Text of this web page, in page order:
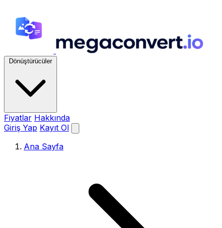
Dönüştürücüler
Fiyatlar Hakkında
Giriş Yap Kayıt Ol
Ana Sayfa